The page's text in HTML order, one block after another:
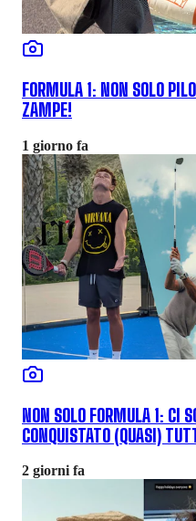
FORMULA 1: NON SOLO
ZAMPE!
1 giorno fa
NON SOLO FORMULA 1: CI
CONQUISTATO (QUASI)
2 giorni fa